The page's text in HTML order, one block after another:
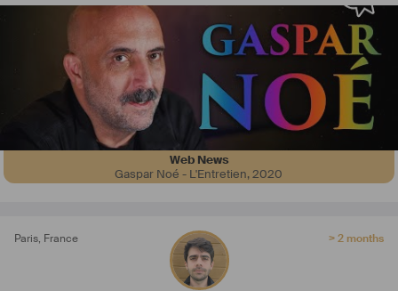
Web News
Gaspar Noé - L'Entretien,2020
Paris, France > 2 months
#export
Je travaille sur tout type de film :
#Documentaire#Reportage Film Institutionnel
N'hésitez pas a me joindre pour vos futurs projets audiovisuels.
suiteadobe#avidmediacomposer